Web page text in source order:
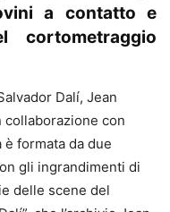
a contatto e
cortometraggio
Dalí, Jean
collaborazione con
è formata da due
gli ingrandimenti di
delle scene del